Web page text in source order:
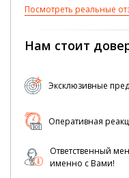
Посмотреть реальные
Нам стоит
Эксклюзивные
Оперативная
Ответственный
именно с Вами!